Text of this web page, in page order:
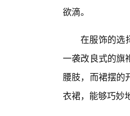
欲滴。
在服饰的选
一袭改良式的旗
腰肢，而裙摆的
衣裙，能够巧妙